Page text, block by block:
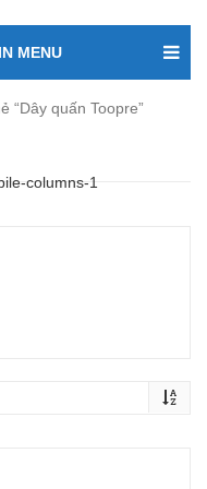
MENU
“Dây quấn Toopre”
columns-1